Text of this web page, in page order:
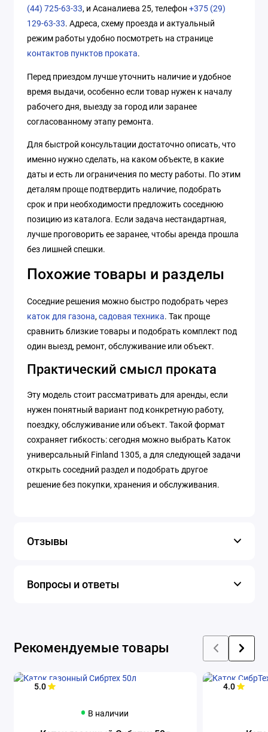
(44) 725-63-33, и Асаналиева 25, телефон +375 (29)
129-63-33. Адреса, схему проезда и актуальный
режим работы удобно посмотреть на странице
контактов пунктов проката.
Перед приездом лучше уточнить наличие и удобное
время выдачи, особенно если товар нужен к началу
рабочего дня, выезду за город или заранее
согласованному этапу ремонта.
Для быстрой консультации достаточно описать, что
именно нужно сделать, на каком объекте, в какие
даты и есть ли ограничения по месту работы. По этим
деталям проще подтвердить наличие, подобрать
срок и при необходимости предложить соседнюю
позицию из каталога. Если задача нестандартная,
лучше проговорить ее заранее, чтобы аренда прошла
без лишней спешки.
Похожие товары и разделы
Соседние решения можно быстро подобрать через
каток для газона, садовая техника. Так проще
сравнить близкие товары и подобрать комплект под
один выезд, ремонт, обслуживание или объект.
Практический смысл проката
Эту модель стоит рассматривать для аренды, если
нужен понятный вариант под конкретную работу,
поездку, обслуживание или объект. Такой формат
сохраняет гибкость: сегодня можно выбрать Каток
универсальный Finland 1305, а для следующей задачи
открыть соседний раздел и подобрать другое
решение без покупки, хранения и обслуживания.
Отзывы
Вопросы и ответы
Рекомендуемые товары
5.0
В наличии
4.0